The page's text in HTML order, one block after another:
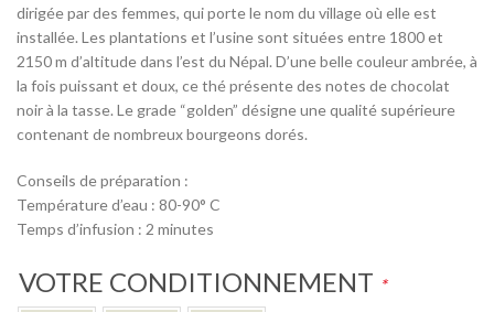
dirigée par des femmes, qui porte le nom du village où elle est
installée. Les plantations et l’usine sont situées entre 1800 et
2150 m d’altitude dans l’est du Népal. D’une belle couleur ambrée, à
la fois puissant et doux, ce thé présente des notes de chocolat
noir à la tasse. Le grade “golden” désigne une qualité supérieure
contenant de nombreux bourgeons dorés.
Conseils de préparation :
Température d’eau : 80-90° C
Temps d’infusion : 2 minutes
VOTRE CONDITIONNEMENT *